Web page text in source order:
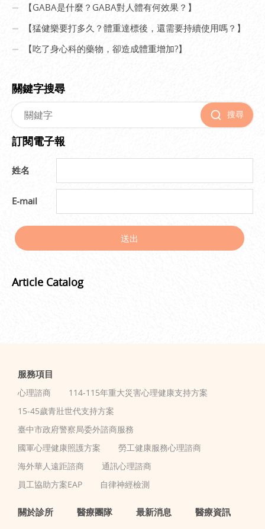
【GABA是什麼？GABA對人體有何效果？】
【猛健樂要打多久？體重達標後，還需要持續使用嗎？】
【吃了身心科的藥物，卻造成體重增加?】
關鍵字搜尋
搜尋
訂閱電子報
姓名
E-mail
送出
Article Catalog
服務項目
心理諮商
114-115年重大災害心理健康支持方案
15-45歲青壯世代支持方案
臺中市政府警察局委外諮商服務
國軍心理健康照護方案
勞工健康服務心理諮商
海外華人遠距諮商
通訊心理諮商
員工協助方案EAP
自律神經檢測
關於診所 醫療團隊 最新消息 醫療資訊